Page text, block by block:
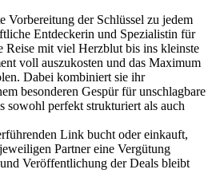
Vorbereitung der Schlüssel zu jedem
Entdeckerin und Spezialistin für
Reise mit viel Herzblut bis ins kleinste
voll auszukosten und das Maximum
Dabei kombiniert sie ihr
besonderen Gespür für unschlagbare
sowohl perfekt strukturiert als auch
Link bucht oder einkauft,
Partner eine Vergütung
Veröffentlichung der Deals bleibt